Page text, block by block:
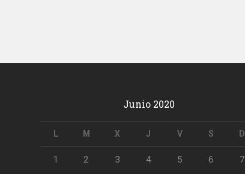
Junio 2020
L M X J V S D
1 2 3 4 5 6 7